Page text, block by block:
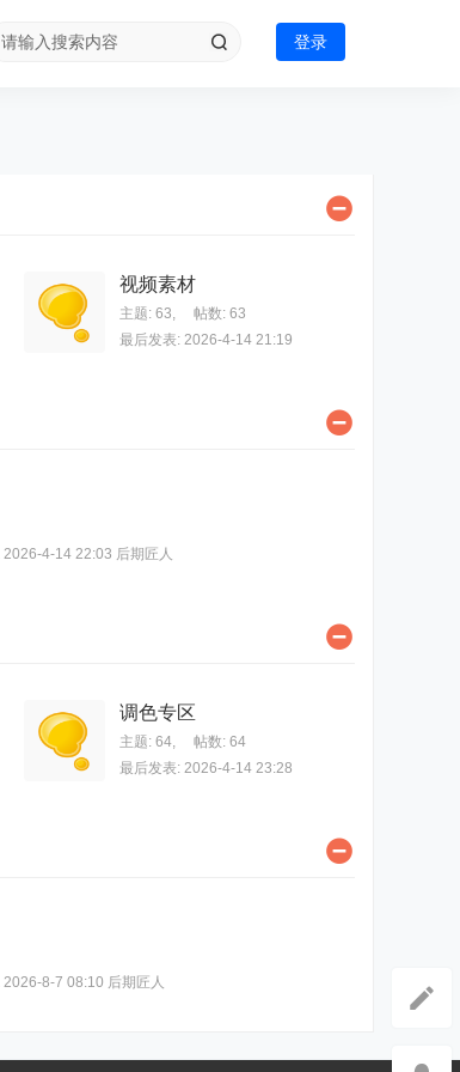
登录
视频素材
主题: 63,
帖数: 63
最后发表: 2026-4-14 21:19
2026-4-14 22:03 后期匠人
调色专区
主题: 64,
帖数: 64
最后发表: 2026-4-14 23:28
2026-8-7 08:10 后期匠人